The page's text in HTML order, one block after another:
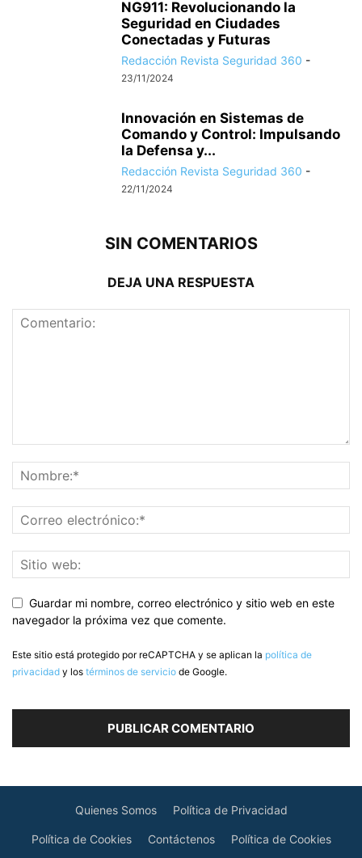
NG911: Revolucionando la
Seguridad en Ciudades
Conectadas y Futuras
Redacción Revista Seguridad 360 -
23/11/2024
Innovación en Sistemas de
Comando y Control: Impulsando
la Defensa y...
Redacción Revista Seguridad 360 -
22/11/2024
SIN COMENTARIOS
DEJA UNA RESPUESTA
Guardar mi nombre, correo electrónico y sitio web en este
navegador la próxima vez que comente.
Este sitio está protegido por reCAPTCHA y se aplican la política de
privacidad y los términos de servicio de Google.
Quienes Somos Política de Privacidad
Política de Cookies Contáctenos Política de Cookies